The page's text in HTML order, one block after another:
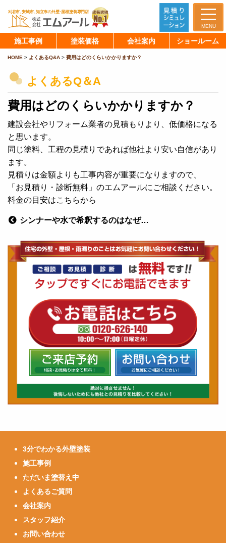
MENU
施工事例 塗装価格 会社案内 ショールーム
HOME > よくあるQ&A > 費用はどのくらいかかりますか？
よくあるQ＆A
費用はどのくらいかかりますか？
建設会社やリフォーム業者の見積もりより、低価格になる
と思います。
同じ塗料、工程の見積りであれば他社より安い自信があり
ます。
見積りは金額よりも工事内容が重要になりますので、
「お見積り・診断無料」のエムアールにご相談ください。
料金の目安はこちらから
シンナーや水で希釈するのはなぜ…
3分でわかる外壁塗装
施工事例
ただいま塗替え中
よくあるご質問
会社案内
スタッフ紹介
お問い合わせ